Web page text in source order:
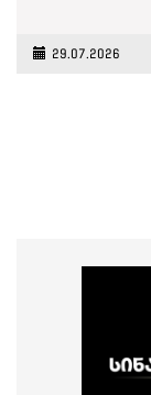
29.07.2026